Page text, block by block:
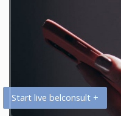
Start live belconsult +